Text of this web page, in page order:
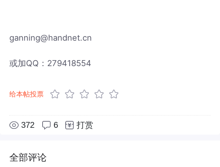
ganning@handnet.cn
或加QQ：279418554
给本帖投票
372 6 打赏
全部评论